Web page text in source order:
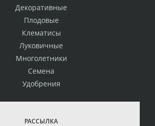
Декоративные
Плодовые
Клематисы
Луковичные
Многолетники
Семена
Удобрения
РАССЫЛКА